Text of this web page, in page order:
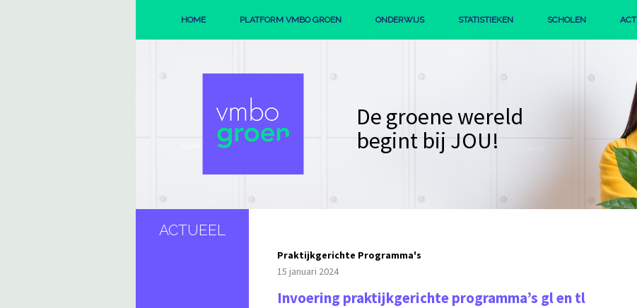
HOME PLATFORM VMBO GROEN
REGIO'S
ONDERWIJS
STERK GROEN BEROEPSONDERWIJS
STATISTIEKEN SCHOLEN
De groene wereld
begint bij JOU!
ACTUEEL
Praktijkgerichte Programma's
15 januari 2024
Invoering praktijkgerichte programma’s gl en tl